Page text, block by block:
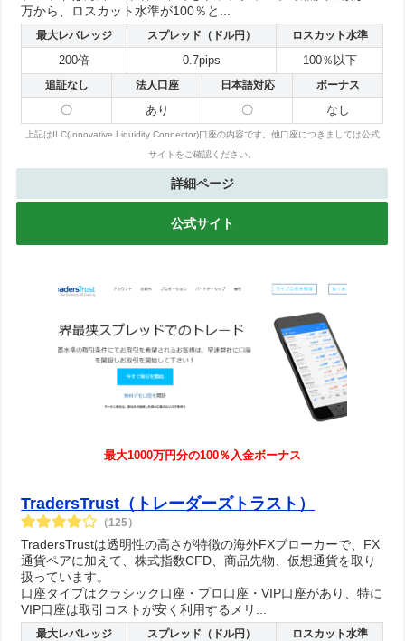
万から、ロスカット水準が100％と...
最大レバレッジ スプレッド（ドル円） ロスカット水準
200倍 0.7pips 100％以下
追証なし 法人口座 日本語対応 ボーナス
〇 あり 〇 なし
上記はILC(Innovative Liquidity Connector)口座の内容です。他口座につきましては公式
サイトをご確認ください。
詳細ページ
公式サイト
最大1000万円分の100％入金ボーナス
TradersTrust（トレーダーズトラスト）
（125）
TradersTrustは透明性の高さが特徴の海外FXブローカーで、FX
通貨ペアに加えて、株式指数CFD、商品先物、仮想通貨を取り
扱っています。
口座タイプはクラシック口座・プロ口座・VIP口座があり、特に
VIP口座は取引コストが安く利用するメリ...
最大レバレッジ スプレッド（ドル円） ロスカット水準